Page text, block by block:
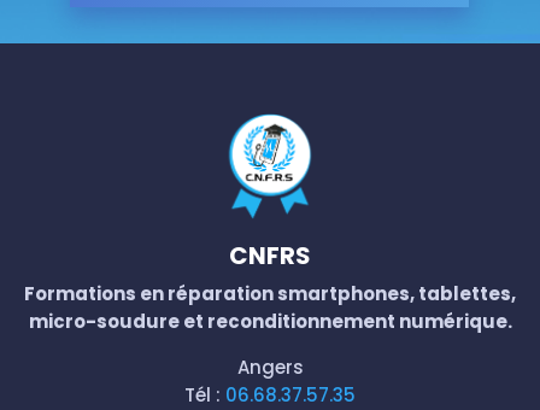
CNFRS
Formations en réparation smartphones, tablettes,
micro-soudure et reconditionnement numérique.
Angers
Tél : 06.68.37.57.35